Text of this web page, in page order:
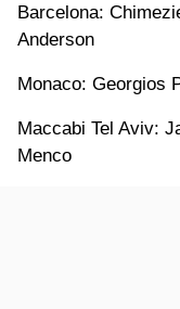
Barcelona:
Anderson
Monaco: Georgios
Maccabi Tel Aviv:
Menco